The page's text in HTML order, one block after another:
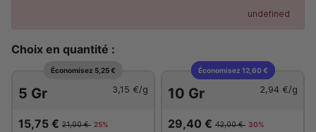
Fabrication Française Artisanale
undefined
Choix en quantité :
Économisez 5,25 €
5 Gr 3,15 €/g
15,75 € 21,00 € 25%
Économisez 12,60 €
10 Gr 2,94 €/g
29,40 € 42,00 € 30%